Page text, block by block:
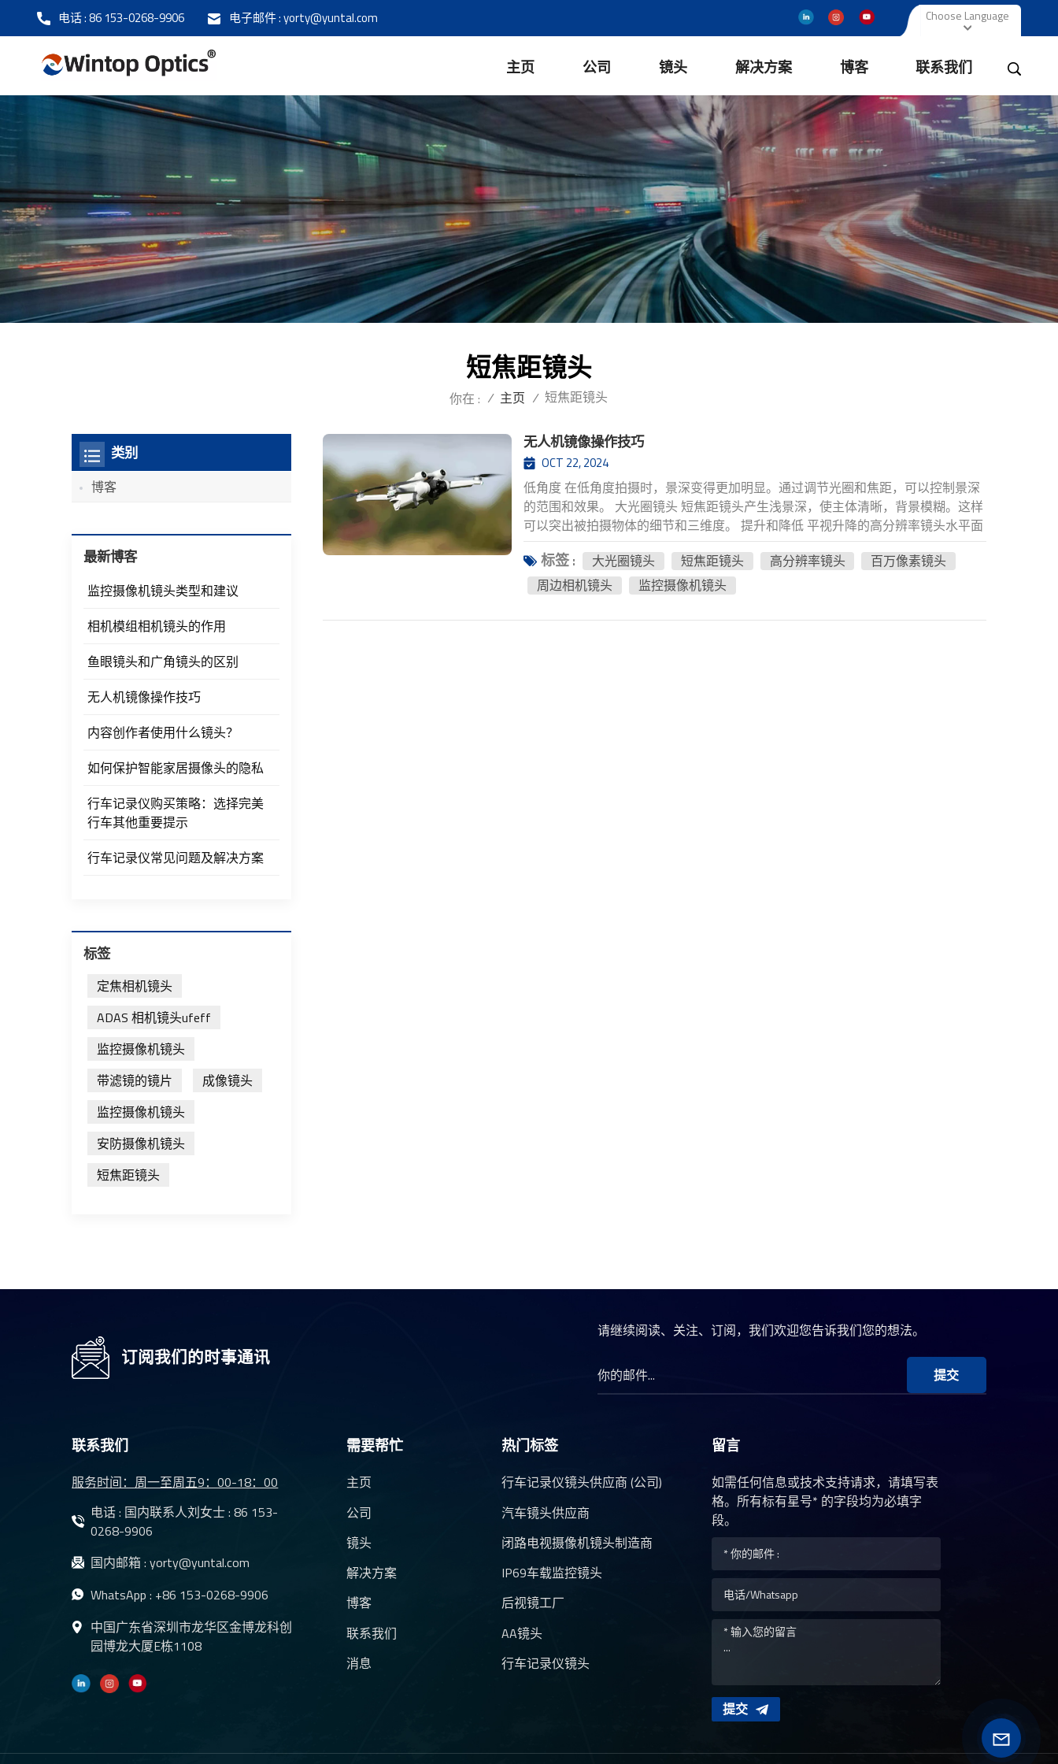
电话 :86 153-0268-9906 电子邮件 :yorty@yuntal.com Choose Language
主页 公司 镜头 解决方案 博客 联系我们
短焦距镜头
你在 : / 主页 / 短焦距镜头
无人机镜像操作技巧
OCT 22, 2024
低角度 在低角度拍摄时，景深变得更加明显。通过调节光圈和焦距，可以控制景深
的范围和效果。 大光圈镜头 短焦距镜头产生浅景深，使主体清晰，背景模糊。这样
可以突出被拍摄物体的细节和三维度。 提升和降低 平视升降的高分辨率镜头水平面
向前方，适合捕捉高大建筑物的特写细节，或者穿过低空视野的遮挡后反映壮丽的
高空视野。抬高镜头可以营造出开口布局的视觉效果，而降低镜头则暗示着航拍的
结束和结束。 上下百万像素镜头垂直向下，适合捕捉上帝视角俯视地面一切的效
果，并在地面局部和全景之间切换。如果在向上和向下观看的过程中加入飞行器的
顺时针或逆时针旋转，螺旋效果可以增强画面的酷感。 环绕 环绕式摄像机镜头适合
标签 : 大光圈镜头 短焦距镜头 高分辨率镜头
百万像素镜头
周边相机镜头
监控摄像机镜头
类别
博客
最新博客
监控摄像机镜头类型和建议
相机模组相机镜头的作用
鱼眼镜头和广角镜头的区别
无人机镜像操作技巧
内容创作者使用什么镜头？
如何保护智能家居摄像头的隐私
行车记录仪购买策略：选择完美
行车其他重要提示
行车记录仪常见问题及解决方案
标签
定焦相机镜头
ADAS 相机镜头ufeff
监控摄像机镜头
带滤镜的镜片
成像镜头
监控摄像机镜头
安防摄像机镜头
短焦距镜头
订阅我们的时事通讯
请继续阅读、关注、订阅，我们欢迎您告诉我们您的想法。
提交
联系我们
服务时间：周一至周五9：00-18：00
电话 : 国内联系人刘女士 :86 153-
0268-9906
国内邮箱 :yorty@yuntal.com
WhatsApp : +86 153-0268-9906
中国广东省深圳市龙华区金博龙科创
园博龙大厦E栋1108
需要帮忙
主页
公司
镜头
解决方案
博客
联系我们
消息
热门标签
行车记录仪镜头供应商 (公司)
汽车镜头供应商
闭路电视摄像机镜头制造商
IP69车载监控镜头
后视镜工厂
AA镜头
行车记录仪镜头
留言
如需任何信息或技术支持请求，请填写表
格。所有标有星号* 的字段均为必填字
段。
提交